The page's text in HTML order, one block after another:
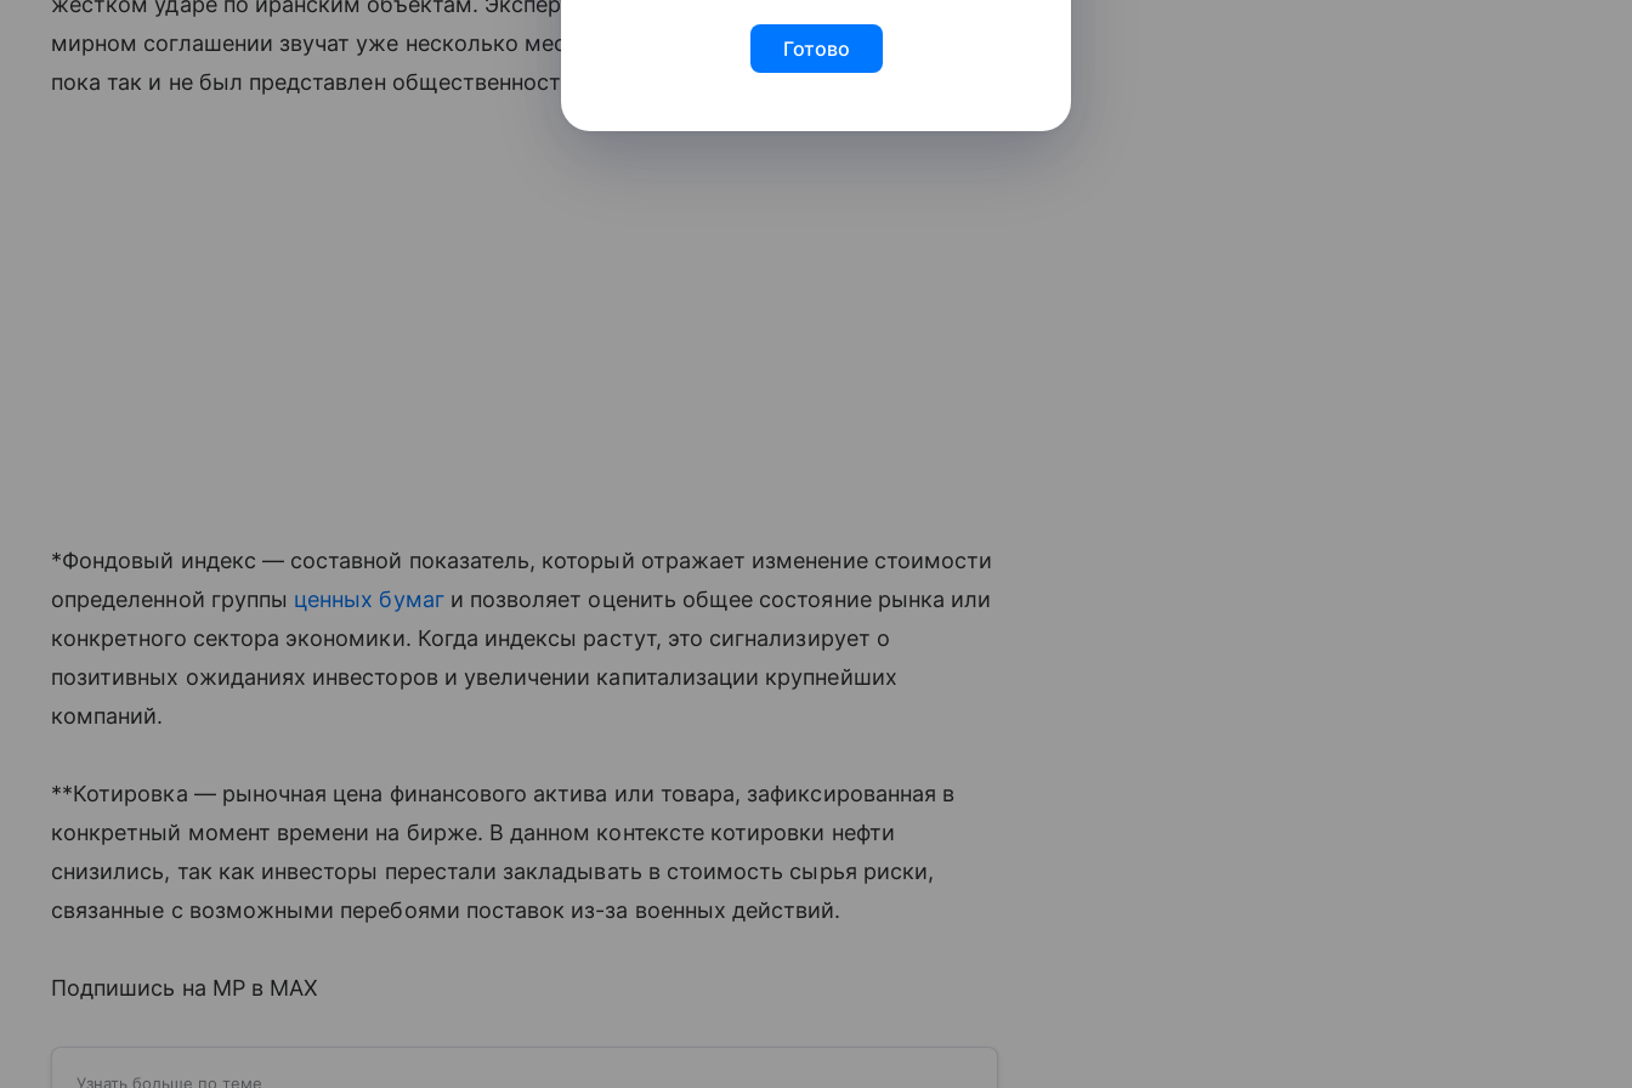
мирном соглашении звучат уже несколько месяцев, однако официальный документ
пока так и не был представлен общественности.
*Фондовый индекс — составной показатель, который отражает изменение стоимости
определенной группы ценных бумаги позволяет оценить общее состояние рынка или
конкретного сектора экономики. Когда индексы растут, это сигнализирует о
позитивных ожиданиях инвесторов и увеличении капитализации крупнейших
компаний.
**Котировка — рыночная цена финансового актива или товара, зафиксированная в
конкретный момент времени на бирже. В данном контексте котировки нефти
снизились, так как инвесторы перестали закладывать в стоимость сырья риски,
связанные с возможными перебоями поставок из-за военных действий.
Подпишись на MP в MAX
Узнать больше по теме
Готово